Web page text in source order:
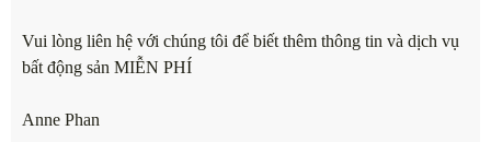
Vui lòng liên hệ với chúng tôi để biết thêm thông tin và dịch vụ
bất động sản MIỄN PHÍ
Anne Phan